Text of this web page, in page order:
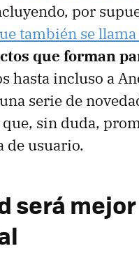
por
también se
que forman
hasta incluso a
serie de
sin duda,
de usuario.
será